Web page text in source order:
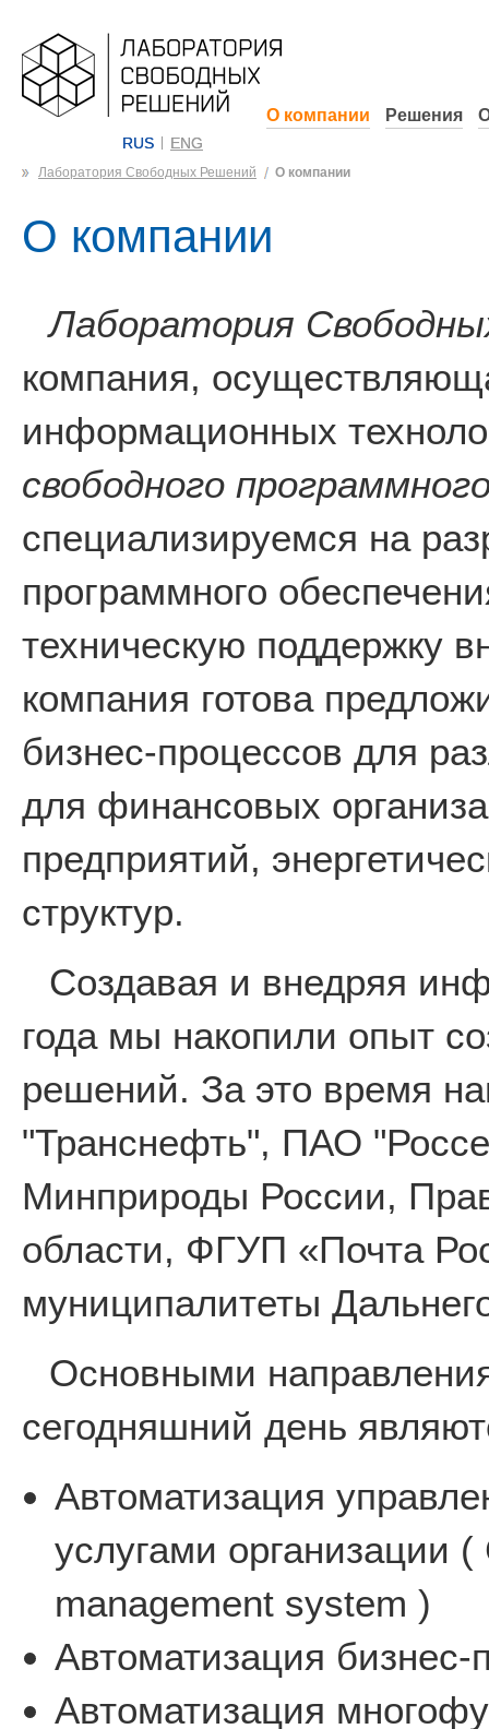
RUS ENG
О компании Решения
Лаборатория Свободных Решений О компании
О компании
Лаборатория
компания,
информационных
свободного
специализируемся на
программного
техническую поддержку
компания готова
бизнес-процессов для
для финансовых
предприятий,
структур.
Создавая и внедряя
года мы накопили опыт
решений. За это время
"Транснефть", ПАО
Минприроды России,
области, ФГУП «Почта
муниципалитеты
Основными
сегодняшний день
Автоматизация
услугами организации
management system )
Автоматизация
Автоматизация